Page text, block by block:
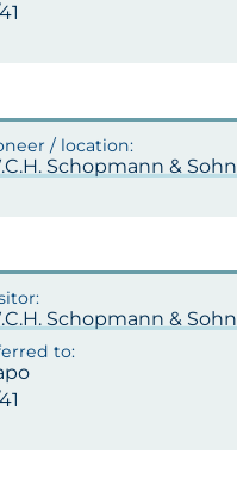
Schopmann & Sohn
Schopmann & Sohn